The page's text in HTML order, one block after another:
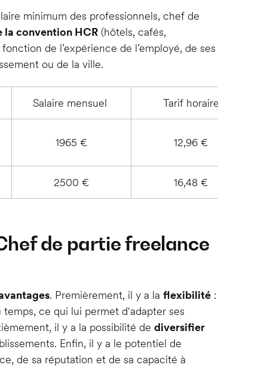
minimum des professionnels, chef de
la convention HCR (hôtels, cafés,
de l’expérience de l’employé, de ses
ou de la ville.
Salaire mensuel Tarif horaire
1965 € 12,96 €
2500 € 16,48 €
de partie freelance
. Premièrement, il y a laflexibilité :
ce qui lui permet d'adapter ses
il y a la possibilité dediversifier
Enfin, il y a le potentiel de
de sa réputation et de sa capacité à